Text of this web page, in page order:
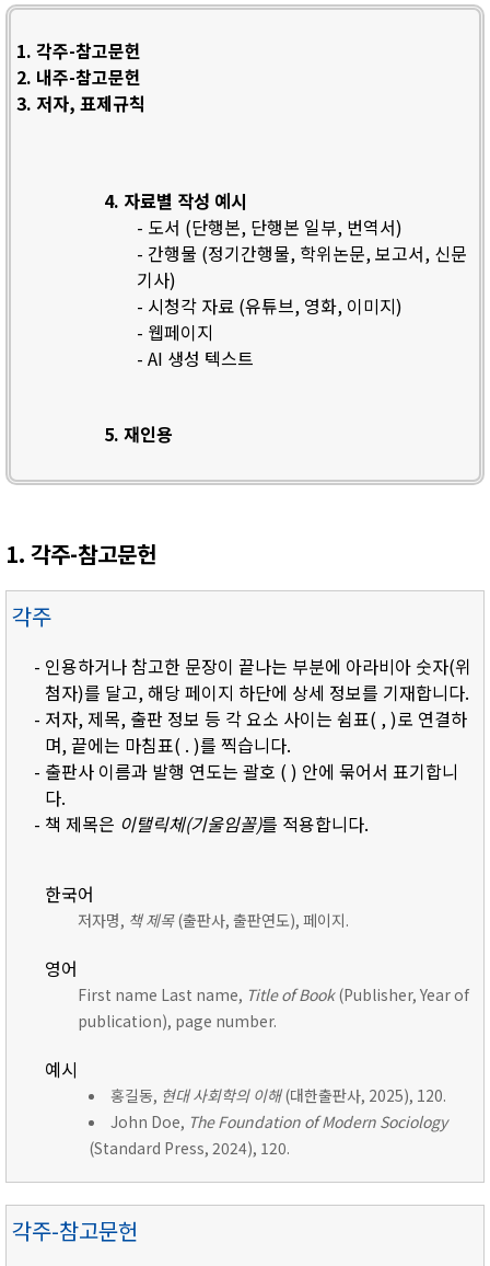
1. 각주-참고문헌
2. 내주-참고문헌
3. 저자, 표제규칙
4. 자료별 작성 예시
- 도서 (단행본, 단행본 일부, 번역서)
- 간행물 (정기간행물, 학위논문, 보고서, 신문
기사)
- 시청각 자료 (유튜브, 영화, 이미지)
- 웹페이지
- AI 생성 텍스트
5. 재인용
1. 각주-참고문헌
각주
- 인용하거나 참고한 문장이 끝나는 부분에 아라비아 숫자(위
첨자)를 달고, 해당 페이지 하단에 상세 정보를 기재합니다.
- 저자, 제목, 출판 정보 등 각 요소 사이는 쉼표( , )로 연결하
며, 끝에는 마침표( . )를 찍습니다.
- 출판사 이름과 발행 연도는 괄호 ( ) 안에 묶어서 표기합니
다.
- 책 제목은 이탤릭체(기울임꼴)를 적용합니다.
한국어
저자명, 책 제목(출판사, 출판연도), 페이지.
영어
First name Last name, Title of Book(Publisher, Year of
publication), page number.
예시
홍길동, 현대 사회학의 이해(대한출판사, 2025), 120.
John Doe, The Foundation of Modern Sociology
(Standard Press, 2024), 120.
각주-참고문헌